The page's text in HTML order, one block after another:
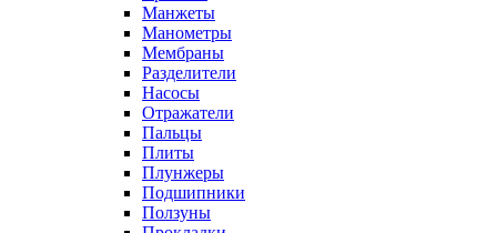
Манжеты
Манометры
Мембраны
Разделители
Насосы
Отражатели
Пальцы
Плиты
Плунжеры
Подшипники
Ползуны